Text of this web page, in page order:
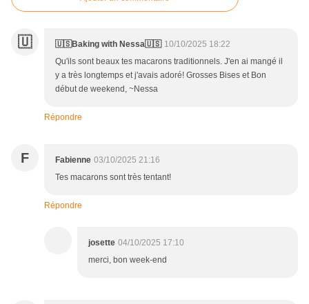
🇺 🇺🇸Baking with Nessa🇺🇸 10/10/2025 18:22
Qu'ils sont beaux tes macarons traditionnels. J'en ai mangé il
y a très longtemps et j'avais adoré! Grosses Bises et Bon
début de weekend, ~Nessa
Répondre
F Fabienne 03/10/2025 21:16
Tes macarons sont très tentant!
Répondre
josette 04/10/2025 17:10
merci, bon week-end